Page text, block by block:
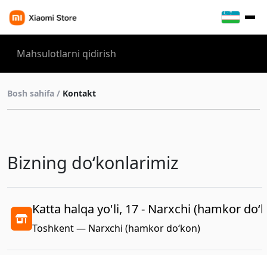
Bosh sahifa / Kontakt
Bizning doʻkonlarimiz
Katta halqa yo'li, 17 - Narxchi (hamkor
Toshkent — Narxchi (hamkor do‘kon)